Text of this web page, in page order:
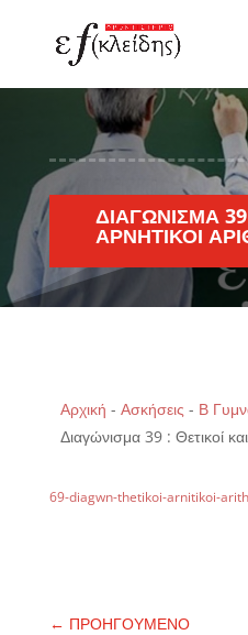
ΔΙΑΓΏΝΙΣΜΑ
ΑΡΝΗΤΙΚΟΊ
Αρχική - Ασκήσεις - Β
Διαγώνισμα 39 : Θετικοί
69-diagwn-thetikoi-arnitikoi-
← ΠΡΟΗΓΟΥΜΕΝΟ